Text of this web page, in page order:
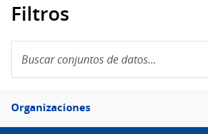
Filtros
conjuntos
de
Filtro
Organizaciones
Organizaciones